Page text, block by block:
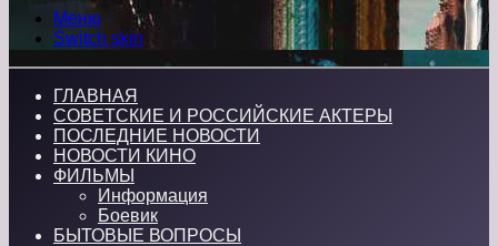
Меню
Switch skin
ГЛАВНАЯ
СОВЕТСКИЕ И РОССИЙСКИЕ АКТЕРЫ
ПОСЛЕДНИЕ НОВОСТИ
НОВОСТИ КИНО
ФИЛЬМЫ
Информация
Боевик
БЫТОВЫЕ ВОПРОСЫ